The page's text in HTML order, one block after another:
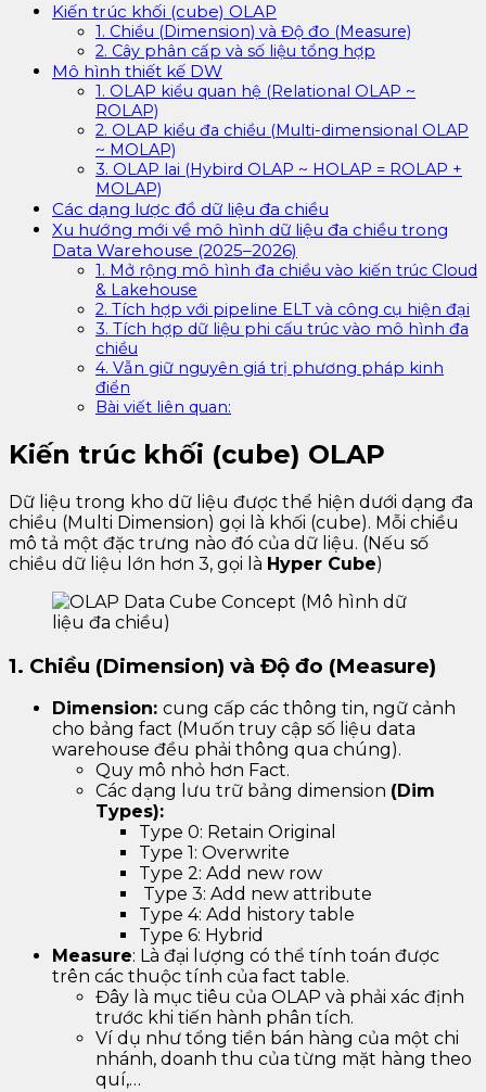
Kiến trúc khối (cube) OLAP
1. Chiều (Dimension) và Độ đo (Measure)
2. Cây phân cấp và số liệu tổng hợp
Mô hình thiết kế DW
1. OLAP kiểu quan hệ (Relational OLAP ~
ROLAP)
2. OLAP kiểu đa chiều (Multi-dimensional OLAP
~ MOLAP)
3. OLAP lai (Hybird OLAP ~ HOLAP = ROLAP +
MOLAP)
Các dạng lược đồ dữ liệu đa chiều
Xu hướng mới về mô hình dữ liệu đa chiều trong
Data Warehouse (2025–2026)
1. Mở rộng mô hình đa chiều vào kiến trúc Cloud
& Lakehouse
2. Tích hợp với pipeline ELT và công cụ hiện đại
3. Tích hợp dữ liệu phi cấu trúc vào mô hình đa
chiều
4. Vẫn giữ nguyên giá trị phương pháp kinh
điển
Bài viết liên quan:
Kiến trúc khối (cube) OLAP
Dữ liệu trong kho dữ liệu được thể hiện dưới dạng đa
chiều (Multi Dimension) gọi là khối (cube). Mỗi chiều
mô tả một đặc trưng nào đó của dữ liệu. (Nếu số
chiều dữ liệu lớn hơn 3, gọi là Hyper Cube)
1. Chiều (Dimension) và Độ đo (Measure)
Dimension: cung cấp các thông tin, ngữ cảnh
cho bảng fact (Muốn truy cập số liệu data
warehouse đều phải thông qua chúng).
Quy mô nhỏ hơn Fact.
Các dạng lưu trữ bảng dimension (Dim
Types):
Type 0: Retain Original
Type 1: Overwrite
Type 2: Add new row
Type 3: Add new attribute
Type 4: Add history table
Type 6: Hybrid
Measure: Là đại lượng có thể tính toán được
trên các thuộc tính của fact table.
Đây là mục tiêu của OLAP và phải xác định
trước khi tiến hành phân tích.
Ví dụ như tổng tiền bán hàng của một chi
nhánh, doanh thu của từng mặt hàng theo
quí,…